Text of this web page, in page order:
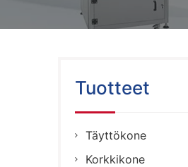
Tuotteet
Täyttökone
Korkkikone